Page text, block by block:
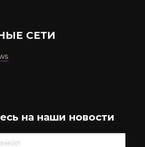
СЕТИ
на наши новости